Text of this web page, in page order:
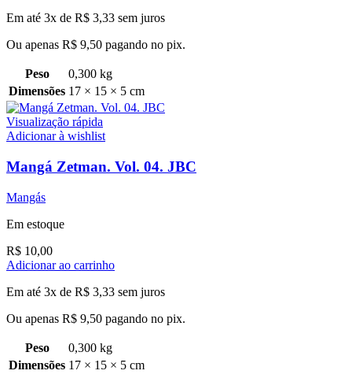
Em até 3x de R$ 3,33 sem juros
Ou apenas R$ 9,50 pagando no pix.
Peso
0,300 kg
Dimensões 17 × 15 × 5 cm
Visualização rápida
Adicionar à wishlist
Mangá Zetman. Vol. 04. JBC
Mangás
Em estoque
R$ 10,00
Adicionar ao carrinho
Em até 3x de R$ 3,33 sem juros
Ou apenas R$ 9,50 pagando no pix.
Peso
0,300 kg
Dimensões 17 × 15 × 5 cm